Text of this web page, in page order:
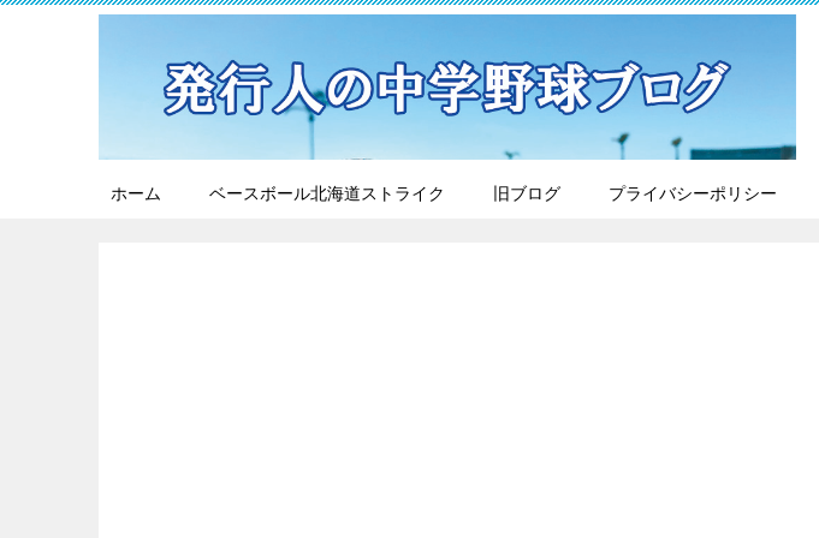
ホーム ベースボール北海道ストライク 旧ブログ プライバシーポリシー